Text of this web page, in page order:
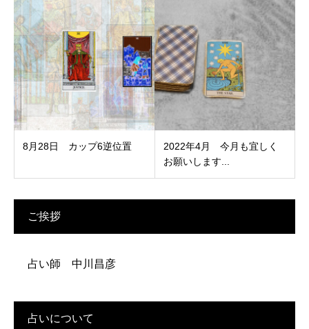
8月28日 カップ6逆位置
2022年4月 今月も宜しく
お願いします...
ご挨拶
占い師 中川昌彦
占いについて